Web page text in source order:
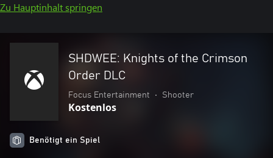
Zu Hauptinhalt springen
SHDWEE: Knights of the Crimson
Order DLC
Focus Entertainment • Shooter
Kostenlos
Benötigt ein Spiel